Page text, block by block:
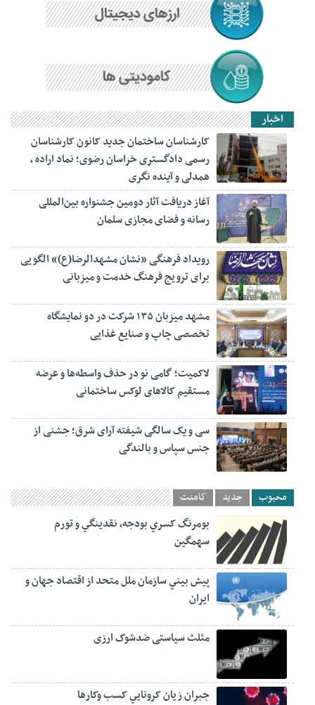
اخبار
کارشناسان ساختمان جدید کانون کارشناسان
رسمی دادگستری خراسان رضوی؛ نماد اراده ،
همدلی و آینده نگری
آغاز دریافت آثار دومین جشنواره بین‌المللی
رسانه و فضای مجازی سلمان
رویداد فرهنگی «نشان مشهدالرضا(ع)» الگویی
برای ترویج فرهنگ خدمت و میزبانی
مشهد میزبان ۱۳۵ شرکت در دو نمایشگاه
تخصصی چاپ و صنایع غذایی
لاکمیت؛ گامی نو در حذف واسطه‌ها و عرضه
مستقیم کالاهای لوکس ساختمانی
سی و یک سالگی شیفته آرای شرق؛ جشنی از
جنس سپاس و بالندگی
محبوب جدید کامنت
بومرنگ کسري بودجه، نقدينگي و تورم
سهمگين
پيش‏ بيني سازمان ملل متحد از اقتصاد جهان و
ايران
مثلث سیاستی ضدشوک ارزی
جبران زيان کرونايي کسب وکارها